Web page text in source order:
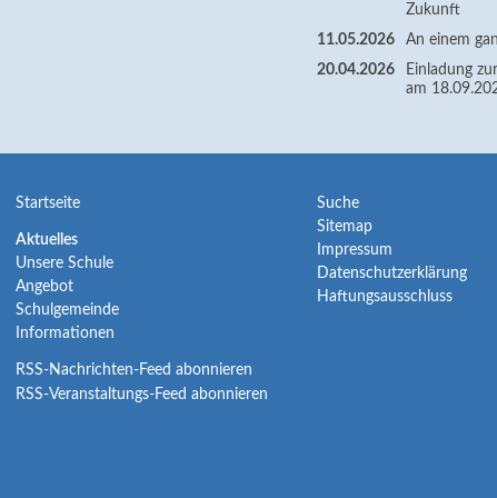
Zukunft
11.05.2026
An einem
20.04.2026
Einladung
am
Navigation
überspringen
Startseite
Navigation
überspringen
Aktuelles
Unsere Schule
Angebot
Schulgemeinde
Informationen
RSS-Nachrichten-Feed abonnieren
RSS-Veranstaltungs-Feed abonnieren
Navigation
überspringen
Suche
Sitemap
Impressum
Datenschutzerklärung
Haftungsausschluss